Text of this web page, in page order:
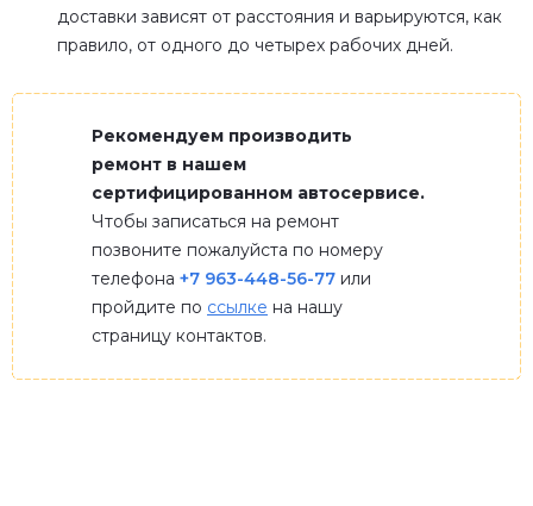
доставки зависят от расстояния и варьируются, как
правило, от одного до четырех рабочих дней.
Рекомендуем производить
ремонт в нашем
сертифицированном автосервисе.
Чтобы записаться на ремонт
позвоните пожалуйста по номеру
телефона +7 963-448-56-77 или
пройдите по ссылке на нашу
страницу контактов.